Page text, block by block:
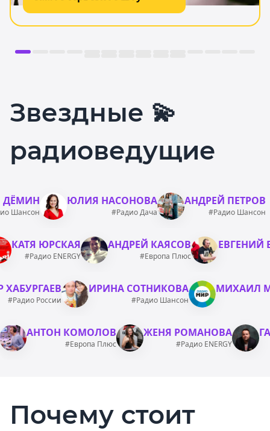
Звездные 💫
радиоведущие
ДЁМИН
Шансон
ЮЛИЯ НАСОНОВА
#Радио Дача
АНДРЕЙ ПЕТРОВ
#Радио Шансон
КАТЯ ЮРСКАЯ
#Радио ENERGY
АНДРЕЙ КАЯСОВ
#Европа Плюс
ЕВГЕНИЙ
ХАБУРГАЕВ
#Радио России
ИРИНА СОТНИКОВА
#Радио Шансон
МИХАИЛ
АНТОН КОМОЛОВ
#Европа Плюс
ЖЕНЯ РОМАНОВА
#Радио ENERGY
Почему стоит